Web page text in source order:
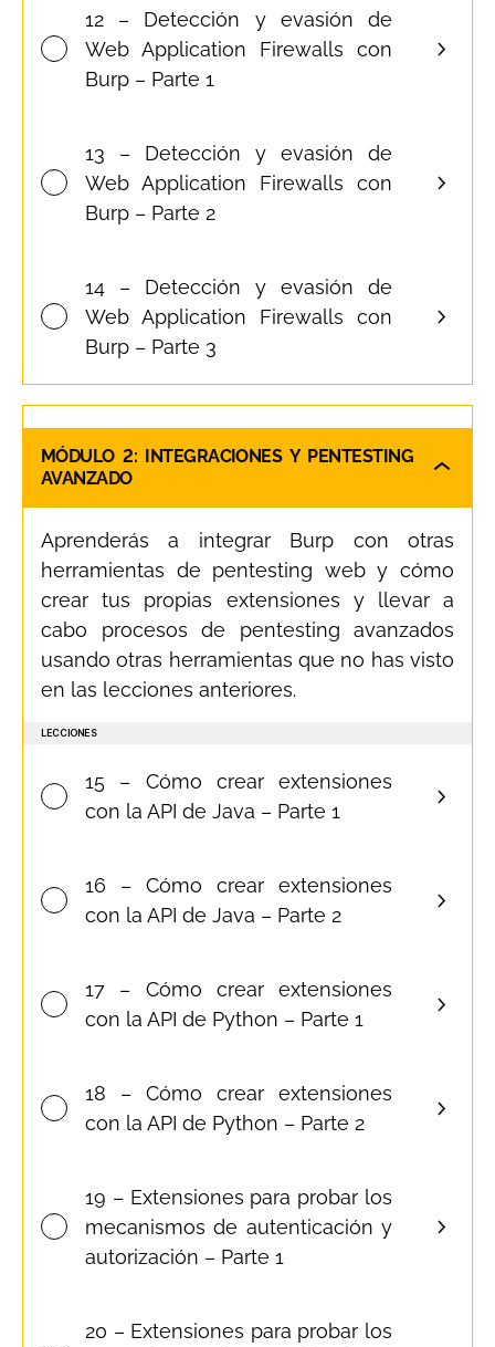
12 – Detección y evasión de
Web Application Firewalls con
Burp – Parte 1
13 – Detección y evasión de
Web Application Firewalls con
Burp – Parte 2
14 – Detección y evasión de
Web Application Firewalls con
Burp – Parte 3
MÓDULO 2: INTEGRACIONES Y PENTESTING
AVANZADO
Aprenderás a integrar Burp con otras
herramientas de pentesting web y cómo
crear tus propias extensiones y llevar a
cabo procesos de pentesting avanzados
usando otras herramientas que no has visto
en las lecciones anteriores.
LECCIONES
15 – Cómo crear extensiones
con la API de Java – Parte 1
16 – Cómo crear extensiones
con la API de Java – Parte 2
17 – Cómo crear extensiones
con la API de Python – Parte 1
18 – Cómo crear extensiones
con la API de Python – Parte 2
19 – Extensiones para probar los
mecanismos de autenticación y
autorización – Parte 1
20 – Extensiones para probar los